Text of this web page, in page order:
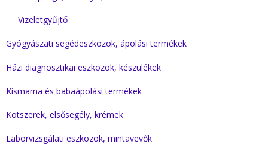
Vizeletgyűjtő
Gyógyászati segédeszközök, ápolási termékek
Házi diagnosztikai eszközök, készülékek
Kismama és babaápolási termékek
Kötszerek, elsősegély, krémek
Laborvizsgálati eszközök, mintavevők